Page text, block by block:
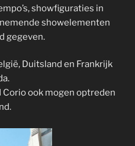
showfiguraties in
showelementen
gegeven.
Duitsland en Frankrijk
ook mogen optreden